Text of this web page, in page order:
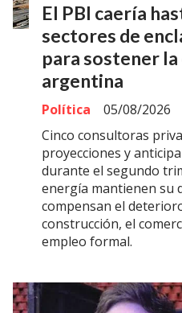
El PBI caería
sectores de
para sostener
argentina
Política
05/08/2026
Cinco consultoras
proyecciones y
durante el segundo
energía mantienen su
compensan el
construcción, el
empleo formal.